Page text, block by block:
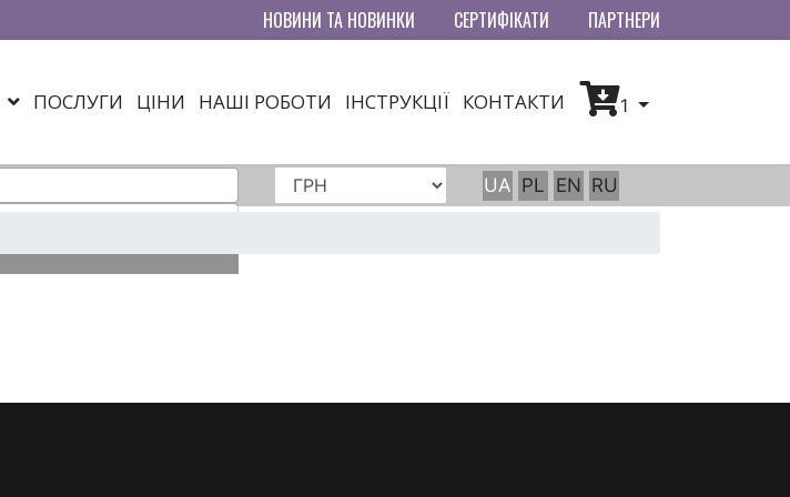
НОВИНИ ТА НОВИНКИ СЕРТИФІКАТИ ПАРТНЕРИ
ПОСЛУГИ ЦІНИ НАШІ РОБОТИ ІНСТРУКЦІЇ КОНТАКТИ 1
UA PL EN RU